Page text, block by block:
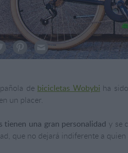
de bicicletas Wobybi ha
un placer.
tienen una gran personalidad y se
que no dejará indiferente a